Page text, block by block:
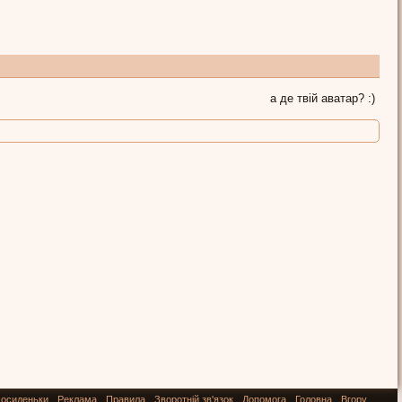
а де твій аватар? :)
Реклама Правила Зворотній зв'язок Допомога Головна Вгору